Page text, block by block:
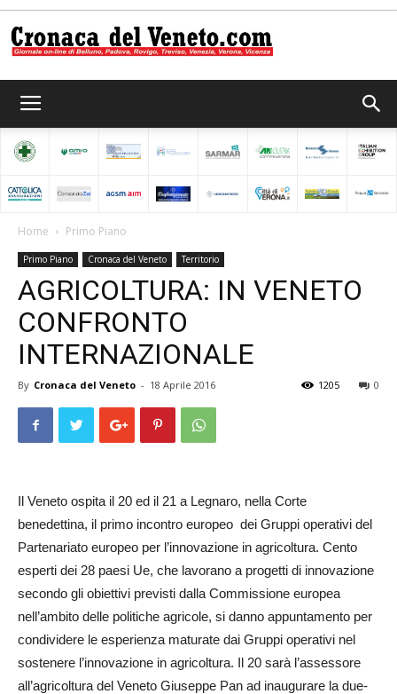
del
Veneto
Home Primo Piano
Primo Piano Cronaca del Veneto Territorio
AGRICOLTURA: IN VENETO
CONFRONTO
INTERNAZIONALE
By Cronaca del Veneto - 18 Aprile 2016 0
1205
Il Veneto ospita il 20 ed il 21 a Le­gnaro, nella Corte
benedettina, il primo incontro europeo dei Gruppi operativi del
Partenariato europeo per l’innovazione in agricoltura. Cento
esperti dei 28 paesi Ue, che lavorano a progetti di innovazione
secondo gli obiettivi previsti dalla Commissione europea
nell’ambito delle politiche agricole, si danno appuntamento per
condividere le esperienza maturate dai Gruppi operativi nel
sostenere l’innovazione in agricoltura. Il 20 sa­rà l’assessore
all’agricoltura del Veneto Giu­seppe Pan ad inaugurare la due-